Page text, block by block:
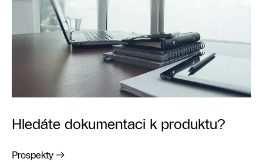
Hledáte dokumentaci k produktu?
Prospekty